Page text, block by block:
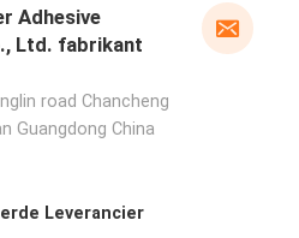
Adhesive
Ltd. fabrikant
road Chancheng
Guangdong China
Leverancier